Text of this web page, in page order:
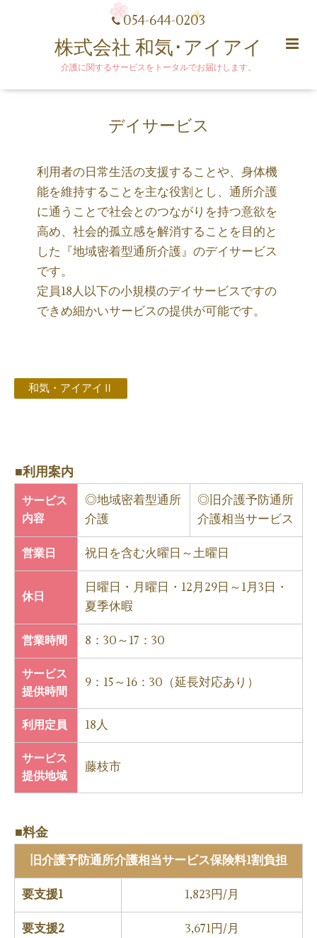
054-644-0203
株式会社 和気･アイアイ
介護に関するサービスをトータルでお届けします。
デイサービス
利用者の日常生活の支援することや、身体機
能を維持することを主な役割とし、通所介護
に通うことで社会とのつながりを持つ意欲を
高め、社会的孤立感を解消することを目的と
した『地域密着型通所介護』のデイサービス
です。
定員18人以下の小規模のデイサービスですの
できめ細かいサービスの提供が可能です。
和気・アイアイⅡ
■利用案内
サービス
内容
◎地域密着型通所
介護
◎旧介護予防通所
介護相当サービス
営業日 祝日を含む火曜日～土曜日
休日
日曜日・月曜日・12月29日～1月3日・
夏季休暇
営業時間 8：30～17：30
サービス
提供時間
9：15～16：30（延長対応あり）
利用定員 18人
サービス
提供地域
藤枝市
■料金
旧介護予防通所介護相当サービス保険料1割負担
要支援1 1,823円/月
要支援2 3,671円/月